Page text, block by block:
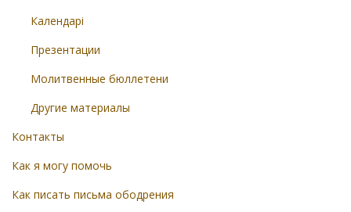
Календарі
Презентации
Молитвенные бюллетени
Другие материалы
Контакты
Как я могу помочь
Как писать письма ободрения